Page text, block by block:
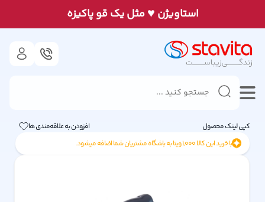
استاويژن ♥مثل يک قو پاكيزه
کپی لینک محصول
افزودن به علاقه‌مندی ها
با خرید این کالا1,000ویتا به باشگاه مشتریان شما اضافه میشود.